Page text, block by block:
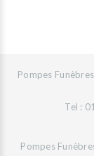
Pompes
Tel :
Pompes